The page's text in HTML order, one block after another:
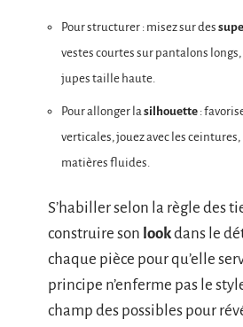
Pour structurer : misez sur des
vestes courtes sur pantalons
jupes taille haute.
Pour allonger la silhouette :
verticales, jouez avec les
matières fluides.
S’habiller selon la règle des
construire son lookdans le
chaque pièce pour qu’elle
principe n’enferme pas le
champ des possibles pour